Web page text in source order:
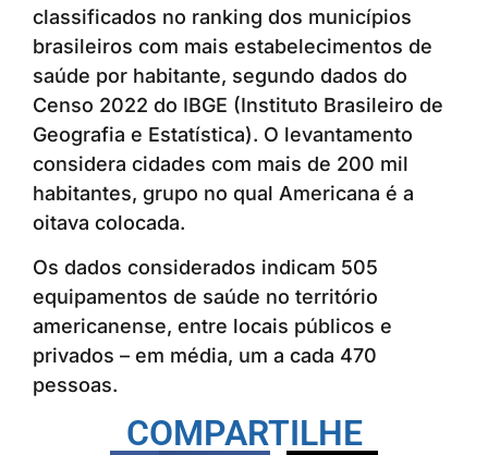
classificados no ranking dos municípios
brasileiros com mais estabelecimentos de
saúde por habitante, segundo dados do
Censo 2022 do IBGE (Instituto Brasileiro de
Geografia e Estatística). O levantamento
considera cidades com mais de 200 mil
habitantes, grupo no qual Americana é a
oitava colocada.
Os dados considerados indicam 505
equipamentos de saúde no território
americanense, entre locais públicos e
privados – em média, um a cada 470
pessoas.
COMPARTILHE